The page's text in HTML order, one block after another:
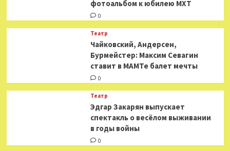
фотоальбом к юбилею МХТ
0
Театр
​​Чайковский, Андерсен,
Бурмейстер: Максим Севагин
ставит в МАМТе балет мечты
0
Театр
Эдгар Закарян выпускает
спектакль о весёлом выживании
в годы войны
0